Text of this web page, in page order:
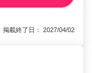
載終了日： 2027/04/02